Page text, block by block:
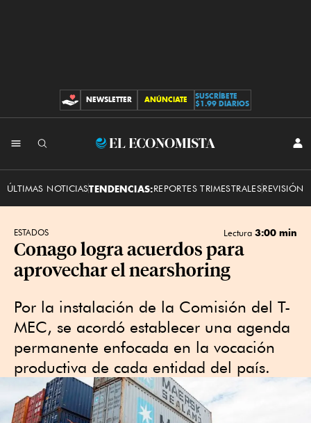
CONTRIBUCIONES
NEWSLETTER ANÚNCIATE
SUSCRÍBETE
$1.99 DIARIOS
El
ÚLTIMAS NOTICIASTENDENCIAS:REPORTES TRIMESTRALESREVISIÓN
ESTADOS Lectura 3:00 min
Conago logra acuerdos para
aprovechar el nearshoring
Por la instalación de la Comisión del T-
MEC, se acordó establecer una agenda
permanente enfocada en la vocación
productiva de cada entidad del país.